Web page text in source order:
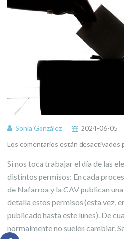
Sonia González 2024-06-05
Los comentarios están desactivados
Si nos toca trabajar el día de las
distintos permisos: En cada
de Nafarroa y la CAV publican
detalla estos permisos (esta vez,
publicado hasta este lunes). De
normalmente no suelen cambiar.